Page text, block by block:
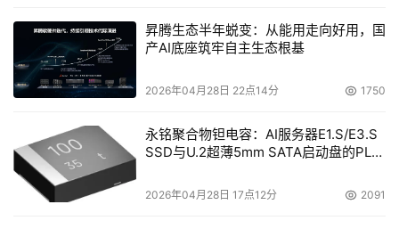
昇腾生态半年蜕变：从能用走向好用，国
产AI底座筑牢自主生态根基
2026年04月28日 22点14分 1750
永铭聚合物钽电容：AI服务器E1.S/E3.S
SSD与U.2超薄5mm SATA启动盘的PLP
2026年04月28日 17点12分 2091